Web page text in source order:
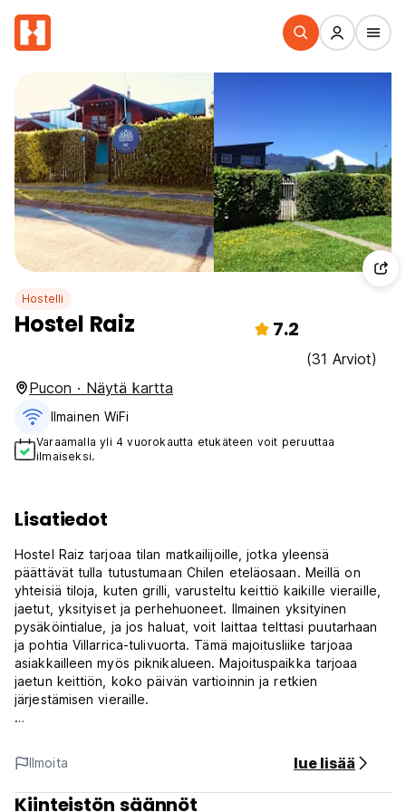
Hostelli
Hostel Raiz 7.2
(31 Arviot)
Pucon · Näytä kartta
Ilmainen WiFi
Varaamalla yli 4 vuorokautta etukäteen voit peruuttaa
ilmaiseksi.
Lisatiedot
Hostel Raiz tarjoaa tilan matkailijoille, jotka yleensä
päättävät tulla tutustumaan Chilen eteläosaan. Meillä on
yhteisiä tiloja, kuten grilli, varusteltu keittiö kaikille vieraille,
jaetut, yksityiset ja perhehuoneet. Ilmainen yksityinen
pysäköintialue, ja jos haluat, voit laittaa telttasi puutarhaan
ja pohtia Villarrica-tulivuorta. Tämä majoitusliike tarjoaa
asiakkailleen myös piknikalueen. Majoituspaikka tarjoaa
jaetun keittiön, koko päivän vartioinnin ja retkien
järjestämisen vieraille.
voit saapua bussilla tai lentokoneella (se jättää sinut
Temucoon). Sijaitsee Pucónissa 17 km:n päässä Ski
Puconista ja 21 km:n päässä Ojos del Caburguan
vesiputouksesta. Huerquehuen kansallispuisto on 34 km:n
Ilmoita lue lisää
Kiinteistön säännöt